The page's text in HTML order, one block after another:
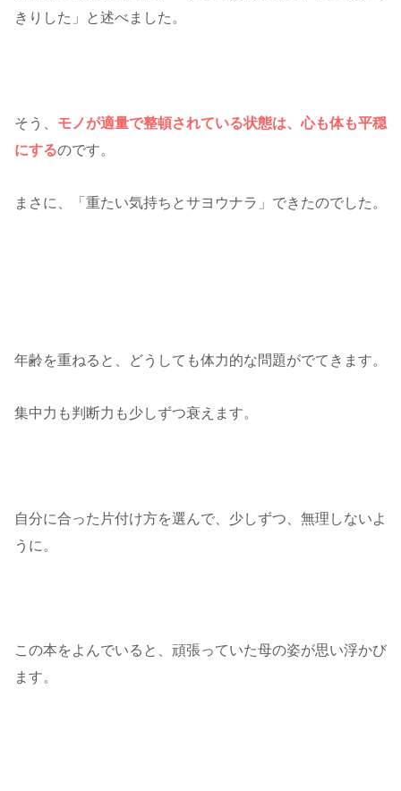
きりした」と述べました。
そう、 モノが適量で整頓されている状態は、心も体も平穏
にするのです。
まさに、「重たい気持ちとサヨウナラ」できたのでした。
年齢を重ねると、どうしても体力的な問題がでてきます。
集中力も判断力も少しずつ衰えます。
自分に合った片付け方を選んで、少しずつ、無理しないよ
うに。
この本をよんでいると、頑張っていた母の姿が思い浮かび
ます。